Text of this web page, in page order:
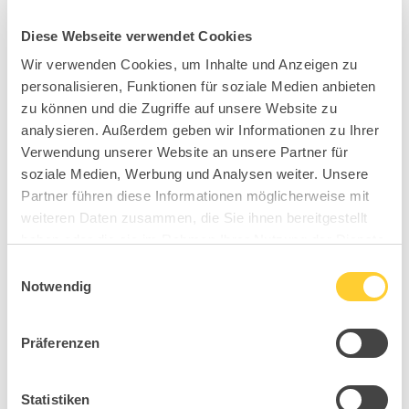
Diese Webseite verwendet Cookies
Wir verwenden Cookies, um Inhalte und Anzeigen zu
personalisieren, Funktionen für soziale Medien anbieten
zu können und die Zugriffe auf unsere Website zu
analysieren. Außerdem geben wir Informationen zu Ihrer
Verwendung unserer Website an unsere Partner für
soziale Medien, Werbung und Analysen weiter. Unsere
Partner führen diese Informationen möglicherweise mit
weiteren Daten zusammen, die Sie ihnen bereitgestellt
Notwendig
Präferenzen
Statistiken